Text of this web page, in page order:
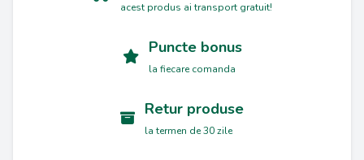
acest produs ai transport gratuit!
Puncte bonus
la fiecare comanda
Retur produse
la termen de 30 zile